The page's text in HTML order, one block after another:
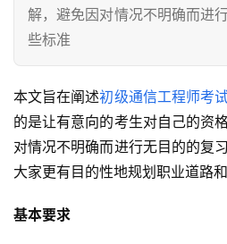
解，避免因对情况不明确而进
些标准
本文旨在阐述初级通信工程师考
的是让有意向的考生对自己的资
对情况不明确而进行无目的的复
大家更有目的性地规划职业道路和
基本要求